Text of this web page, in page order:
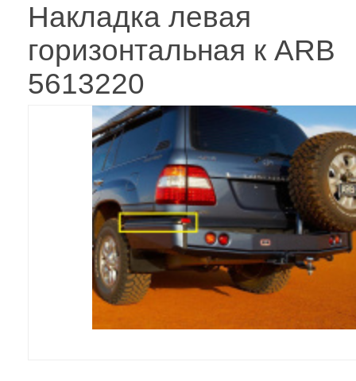
Накладка левая
горизонтальная к ARB
5613220